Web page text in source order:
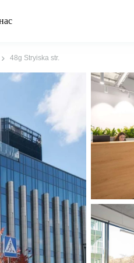
48g Stryiska str.